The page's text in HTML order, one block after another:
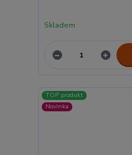
Skladem
TOP produkt
Novinka